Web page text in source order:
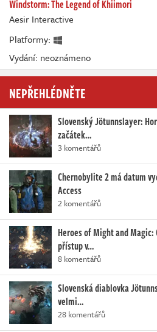
Windstorm: The Legend of Khiimori
Aesir Interactive
Platformy:
Vydání: neoznámeno
NEPŘEHLÉDNĚTE
Slovenský Jötunnslayer:
začátek…
3 komentářů
Chernobylite 2 má datum
Access
2 komentářů
Heroes of Might and
přístup v…
8 komentářů
Slovenská diablovka
velmi…
28 komentářů